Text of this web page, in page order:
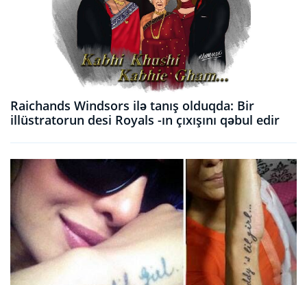
Raichands Windsors ilə tanış olduqda: Bir
illüstratorun desi Royals -ın çıxışını qəbul edir